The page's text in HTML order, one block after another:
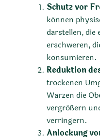
Schutz vor
können
darstellen, die
erschweren,
konsumieren.
Reduktion
trockenen
Warzen die
vergrößern
verringern.
Anlockung